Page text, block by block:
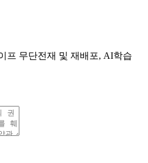
프 무단전재 및 재배포, AI학습